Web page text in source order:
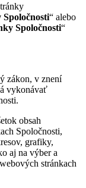
Spoločnosti“ alebo
Spoločnosti“
zákon, v znení
vykonávať
obsah
Spoločnosti,
grafiky,
aj na výber a
stránkach